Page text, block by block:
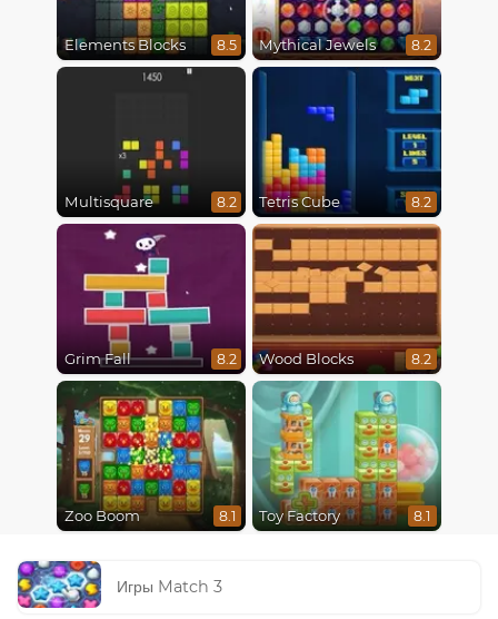
Elements Blocks 8.5 Mythical Jewels 8.2
Multisquare 8.2 Tetris Cube 8.2
Grim Fall 8.2 Wood Blocks 8.2
Zoo Boom 8.1 Toy Factory 8.1
Игры Match 3